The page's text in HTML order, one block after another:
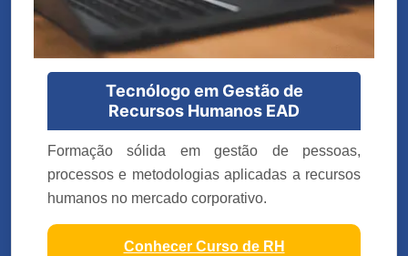
Tecnólogo em Gestão de
Recursos Humanos EAD
Formação sólida em gestão de pessoas,
processos e metodologias aplicadas a recursos
humanos no mercado corporativo.
Conhecer Curso de RH